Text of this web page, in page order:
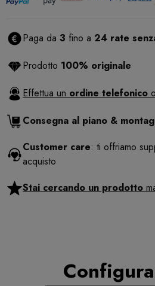
Paga da 3 fino a 24 rate
Prodotto 100% originale
Effettua un ordine telefonico o
Consegna al piano &
Customer care: ti offriamo
acquisto
Stai cercando un prodotto